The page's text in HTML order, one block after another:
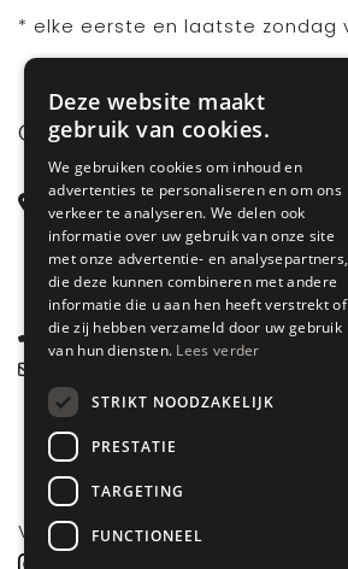
* elke eerste en laatste zondag
CONTACT
Steenstraat 71
6828 CD Arnhem
Gelderland
085 877 0704
VOLG ONS
Deze website maakt
gebruik van cookies.
We gebruiken cookies om inhoud en
advertenties te personaliseren en om ons
verkeer te analyseren. We delen ook
informatie over uw gebruik van onze site
met onze advertentie- en analysepartners,
die deze kunnen combineren met andere
informatie die u aan hen heeft verstrekt of
die zij hebben verzameld door uw gebruik
van hun diensten. Lees verder
STRIKT NOODZAKELIJK
PRESTATIE
TARGETING
FUNCTIONEEL